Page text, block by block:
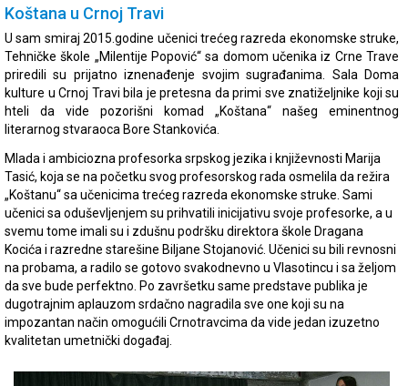
Koštana u Crnoj Travi
U sam smiraj 2015.godine učenici trećeg razreda ekonomske struke,
Tehničke škole „Milentije Popović“ sa domom učenika iz Crne Trave
priredili su prijatno iznenađenje svojim sugrađanima. Sala Doma
kulture u Crnoj Travi bila je pretesna da primi sve znatiželjnike koji su
hteli da vide pozorišni komad „Koštana“ našeg eminentnog
literarnog stvaraoca Bore Stankovića.
Mlada i ambiciozna profesorka srpskog jezika i književnosti Marija
Tasić, koja se na početku svog profesorskog rada osmelila da režira
„Koštanu“ sa učenicima trećeg razreda ekonomske struke. Sami
učenici sa oduševljenjem su prihvatili inicijativu svoje profesorke, a u
svemu tome imali su i zdušnu podršku direktora škole Dragana
Kocića i razredne starešine Biljane Stojanović. Učenici su bili revnosni
na probama, a radilo se gotovo svakodnevno u Vlasotincu i sa željom
da sve bude perfektno. Po završetku same predstave publika je
dugotrajnim aplauzom srdačno nagradila sve one koji su na
impozantan način omogućili Crnotravcima da vide jedan izuzetno
kvalitetan umetnički događaj.